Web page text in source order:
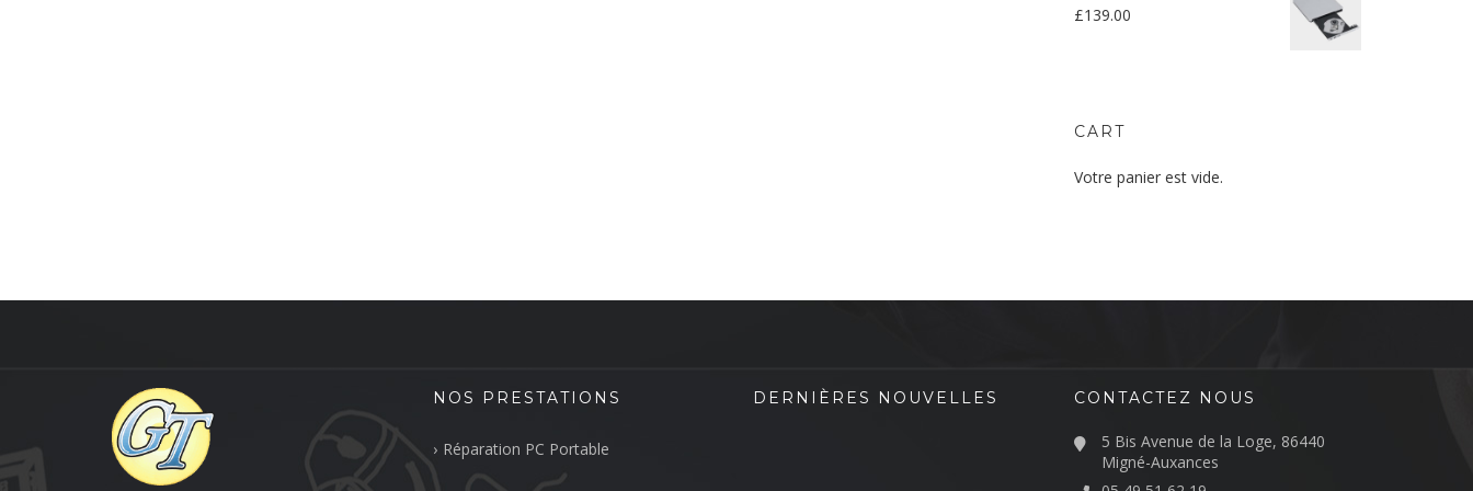
£139.00
CART
Votre panier est vide.
NOS PRESTATIONS
Réparation PC Portable
DERNIÈRES NOUVELLES CONTACTEZ NOUS
5 Bis Avenue de la Loge, 86440
Migné-Auxances